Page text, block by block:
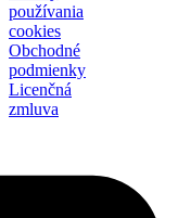
používania
cookies
Obchodné
podmienky
Licenčná
zmluva